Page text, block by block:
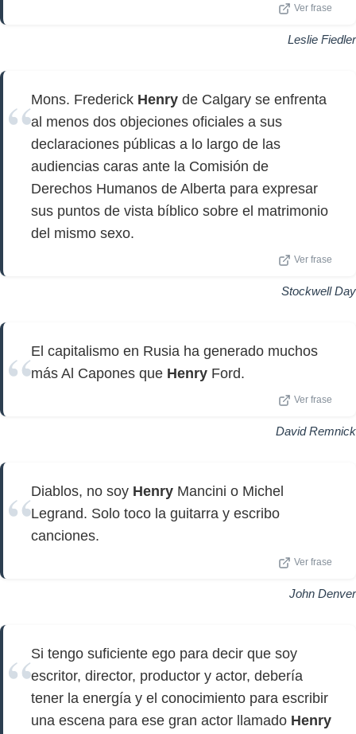
Ver frase
Leslie Fiedler
Mons. Frederick Henry de Calgary se enfrenta
al menos dos objeciones oficiales a sus
declaraciones públicas a lo largo de las
audiencias caras ante la Comisión de
Derechos Humanos de Alberta para expresar
sus puntos de vista bíblico sobre el matrimonio
del mismo sexo.
Ver frase
Stockwell Day
El capitalismo en Rusia ha generado muchos
más Al Capones que Henry Ford.
Ver frase
David Remnick
Diablos, no soy Henry Mancini o Michel
Legrand. Solo toco la guitarra y escribo
canciones.
Ver frase
John Denver
Si tengo suficiente ego para decir que soy
escritor, director, productor y actor, debería
tener la energía y el conocimiento para escribir
una escena para ese gran actor llamado Henry